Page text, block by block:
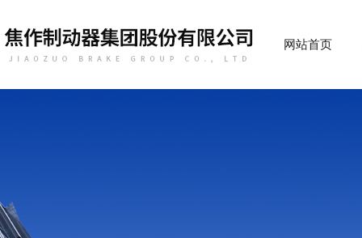
网站首页